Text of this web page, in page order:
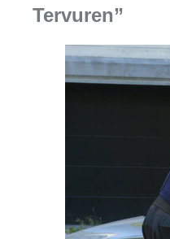
Tervuren”